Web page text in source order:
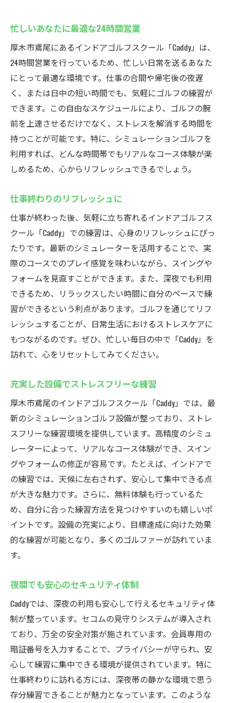
忙しいあなたに最適な24時間営業
厚木市鳶尾にあるインドアゴルフスクール「Caddy」は、
24時間営業を行っているため、忙しい日常を送るあなた
にとって最適な環境です。仕事の合間や帰宅後の夜遅
く、または日中の短い時間でも、気軽にゴルフの練習が
できます。この自由なスケジュールにより、ゴルフの腕
前を上達させるだけでなく、ストレスを解消する時間を
持つことが可能です。特に、シミュレーションゴルフを
利用すれば、どんな時間帯でもリアルなコース体験が楽
しめるため、心からリフレッシュできるでしょう。
仕事終わりのリフレッシュに
仕事が終わった後、気軽に立ち寄れるインドアゴルフス
クール「Caddy」での練習は、心身のリフレッシュにぴっ
たりです。最新のシミュレーターを活用することで、実
際のコースでのプレイ感覚を味わいながら、スイングや
フォームを見直すことができます。また、深夜でも利用
できるため、リラックスしたい時間に自分のペースで練
習ができるという利点があります。ゴルフを通じてリフ
レッシュすることが、日常生活におけるストレスケアに
もつながるのです。ぜひ、忙しい毎日の中で「Caddy」を
訪れて、心をリセットしてみてください。
充実した設備でストレスフリーな練習
厚木市鳶尾のインドアゴルフスクール「Caddy」では、最
新のシミュレーションゴルフ設備が整っており、ストレ
スフリーな練習環境を提供しています。高精度のシミュ
レーターによって、リアルなコース体験ができ、スイン
グやフォームの修正が容易です。たとえば、インドアで
の練習では、天候に左右されず、安心して集中できる点
が大きな魅力です。さらに、無料体験も行っているた
め、自分に合った練習方法を見つけやすいのも嬉しいポ
イントです。設備の充実により、目標達成に向けた効果
的な練習が可能となり、多くのゴルファーが訪れていま
す。
夜間でも安心のセキュリティ体制
Caddyでは、深夜の利用も安心して行えるセキュリティ体
制が整っています。セコムの見守りシステムが導入され
ており、万全の安全対策が施されています。会員専用の
暗証番号を入力することで、プライバシーが守られ、安
心して練習に集中できる環境が提供されています。特に
仕事終わりに訪れる方には、深夜帯の静かな環境で思う
存分練習できることが魅力となっています。このような